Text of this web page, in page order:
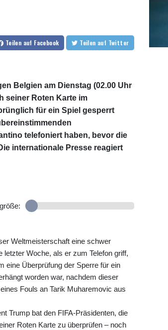
Teilen auf Facebook Teilen auf Twitter
Belgien am Dienstag (02.00 Uhr
seiner Roten Karte im
für ein Spiel gesperrt
telefoniert haben, bevor die
internationale Presse reagiert
Weltmeisterschaft eine schwer
Woche, als er zum Telefon griff,
eine Überprüfung der Sperre für ein
worden war, nachdem dieser
Fouls an Tarik Muharemovic aus
Trump bat den FIFA-Präsidenten, die
Roten Karte zu überprüfen – noch